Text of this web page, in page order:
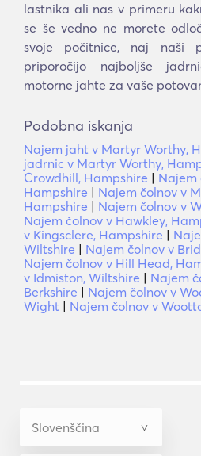
lastnika ali nas v primeru
se še vedno ne morete
svoje počitnice, naj naši
priporočijo najboljše
motorne jahte za vaše
Podobna iskanja
Najem jaht v Martyr Worthy,
jadrnic v Martyr Worthy,
Crowdhill, Hampshire | Najem
Hampshire | Najem čolnov v
Hampshire | Najem čolnov v
Najem čolnov v Hawkley,
v Kingsclere, Hampshire |
Wiltshire | Najem čolnov v
Najem čolnov v Hill Head,
v Idmiston, Wiltshire | Najem
Berkshire | Najem čolnov v
Wight | Najem čolnov v